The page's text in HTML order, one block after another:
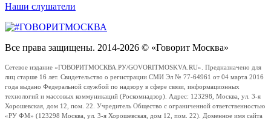
Наши слушатели
Все права защищены. 2014-2026 © «Говорит Москва»
Сетевое издание «ГОВОРИТМОСКВА.РУ/GOVORITMOSKVA.RU». Предназначено для
лиц старше 16 лет. Свидетельство о регистрации СМИ Эл № 77-64961 от 04 марта 2016
года выдано Федеральной службой по надзору в сфере связи, информационных
технологий и массовых коммуникаций (Роскомнадзор). Адрес: 123298, Москва, ул. 3-я
Хорошевская, дом 12, пом. 22. Учредитель Общество с ограниченной ответственностью
«РУ ФМ» (123298 Москва, ул. 3-я Хорошевская, дом 12, пом. 22). Доменное имя сайта